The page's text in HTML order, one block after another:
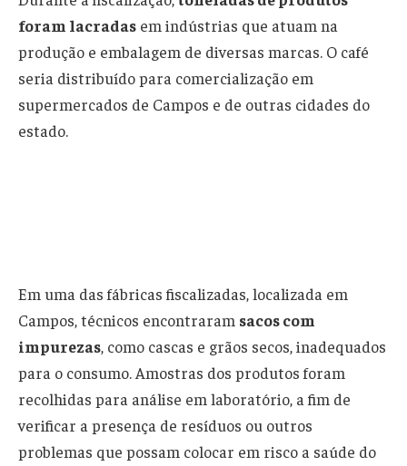
foram lacradas em indústrias que atuam na
produção e embalagem de diversas marcas. O café
seria distribuído para comercialização em
supermercados de Campos e de outras cidades do
estado.
Em uma das fábricas fiscalizadas, localizada em
Campos, técnicos encontraram sacos com
impurezas, como cascas e grãos secos, inadequados
para o consumo. Amostras dos produtos foram
recolhidas para análise em laboratório, a fim de
verificar a presença de resíduos ou outros
problemas que possam colocar em risco a saúde do